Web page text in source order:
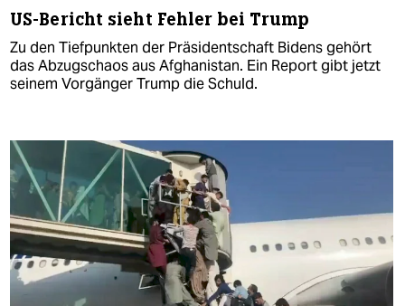
US-Bericht sieht Fehler bei Trump
Zu den Tiefpunkten der Präsidentschaft Bidens gehört
das Abzugschaos aus Afghanistan. Ein Report gibt jetzt
seinem Vorgänger Trump die Schuld.